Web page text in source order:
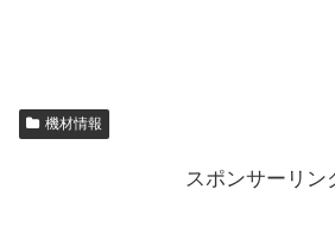
機材情報
スポンサーリン